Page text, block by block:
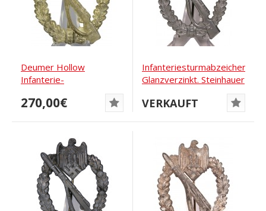
Deumer Hollow
Infanterie-
270,00€
Infanteriesturmabzeichen-
Glanzverzinkt. Steinhauer
VERKAUFT